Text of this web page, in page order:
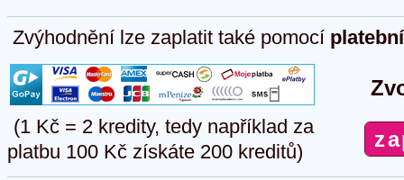
Zvýhodnění lze zaplatit také pomocí
(1 Kč = 2 kredity, tedy například za
platbu 100 Kč získáte 200 kreditů)